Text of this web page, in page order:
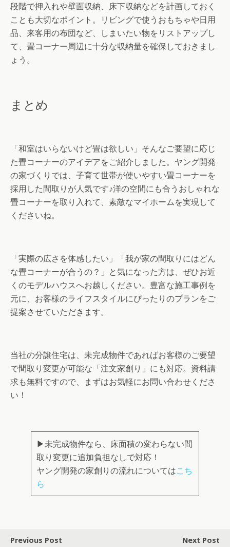
段階で押入れや壁面収納、床下収納などを計画しておく
ことも大切なポイント。リビングで使うおもちゃや日用
品、来客用の布団など、しまいたい物をリストアップし
て、畳コーナー周辺に十分な収納量を確保しておきまし
ょう。
まとめ
「和室はいらないけど畳は欲しい」そんなご要望に応じ
た畳コーナーのアイデアをご紹介しました。ヤング開発
の家づくりでは、子育て世帯が使いやすい畳コーナーを
採用した間取りが人気です♪洋の空間にも合うおしゃれな
畳コーナーを取り入れて、素敵なマイホームを実現して
くださいね。
「実際の広さを体感したい」「我が家の間取りにはどん
な畳コーナーが合うの？」と気になった方は、ぜひお近
くのモデルハウスへお越しください。豊富な施工事例を
元に、お客様のライフスタイルにぴったりのプランをご
提案させていただきます。
当社の分譲住宅は、未完成物件であればお客様のご要望
で間取り変更が可能な「注文家創り」にも対応。資料請
求も無料ですので、まずはお気軽にお問い合わせくださ
い！
▶未完成物件なら、床面積の変わらない間
取り変更に追加負担なしで対応！
ヤング開発の家創りの流れについてはこち
ら
Previous Post Next Post